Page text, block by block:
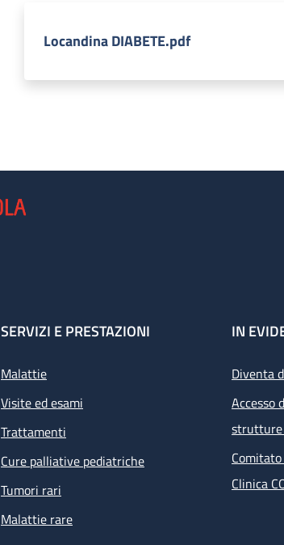
Locandina DIABETE.pdf
SERVIZI E PRESTAZIONI
Malattie
Visite ed esami
Trattamenti
Cure palliative pediatriche
Tumori rari
Malattie rare
IN
Diventa
Accesso
strutture
Clinica